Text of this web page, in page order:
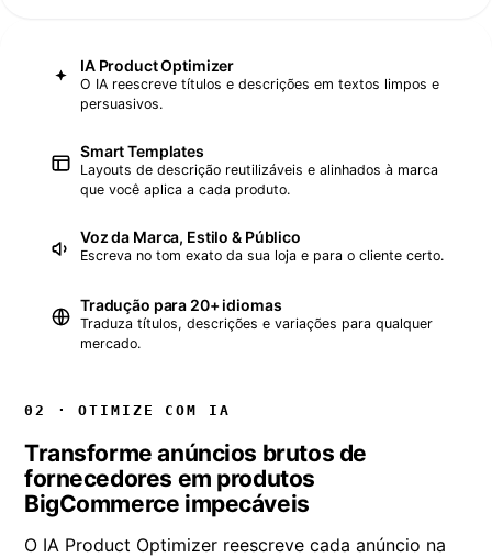
02 · OTIMIZE COM IA
Transforme anúncios brutos de
fornecedores em produtos
BigCommerce impecáveis
O IA Product Optimizer reescreve cada anúncio na
IA Product Optimizer
O IA reescreve títulos e descrições em textos limpos e
persuasivos.
Smart Templates
Layouts de descrição reutilizáveis e alinhados à marca
que você aplica a cada produto.
Voz da Marca, Estilo & Público
Escreva no tom exato da sua loja e para o cliente certo.
Tradução para 20+ idiomas
Traduza títulos, descrições e variações para qualquer
mercado.